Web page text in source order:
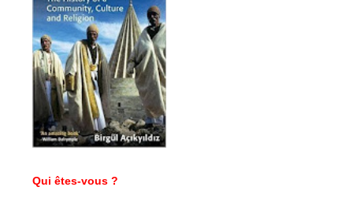
Qui êtes-vous ?